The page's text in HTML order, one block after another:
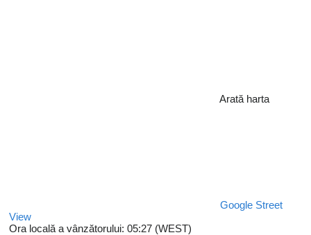
Arată harta
Google Street
View
Ora locală a vânzătorului: 05:27 (WEST)